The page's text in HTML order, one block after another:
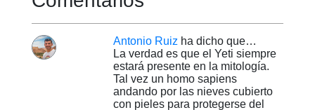
Antonio Ruiz ha dicho que…
La verdad es que el Yeti siempre
estará presente en la mitología.
Tal vez un homo sapiens
andando por las nieves cubierto
con pieles para protegerse del